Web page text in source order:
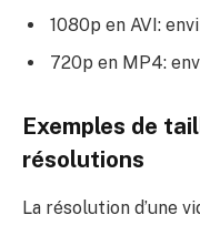
1080p en AVI:
720p en MP4:
Exemples de
résolutions
La résolution d’une